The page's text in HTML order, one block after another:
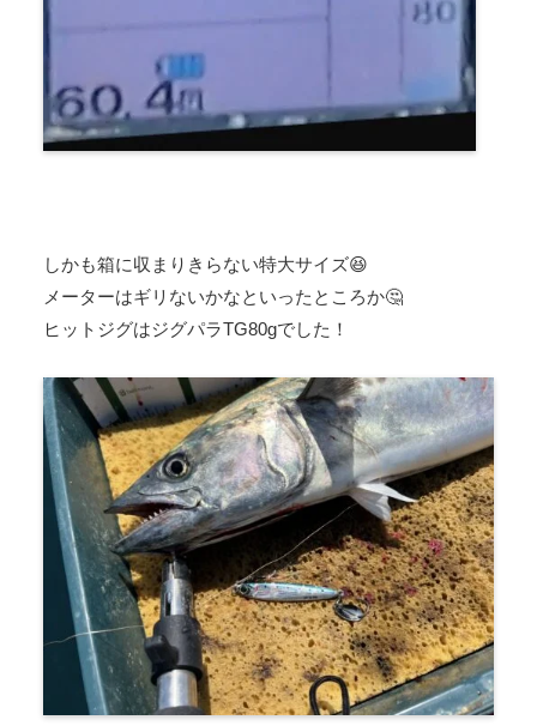
しかも箱に収まりきらない特大サイズ😆
メーターはギリないかなといったところか🤔
ヒットジグはジグパラTG80gでした！